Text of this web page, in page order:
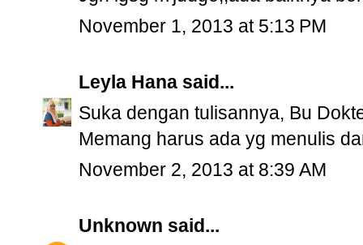
November 1, 2013 at 5:13 PM
Leyla Hana said...
Suka dengan tulisannya, Bu
Memang harus ada yg menulis
November 2, 2013 at 8:39 AM
Unknown said...